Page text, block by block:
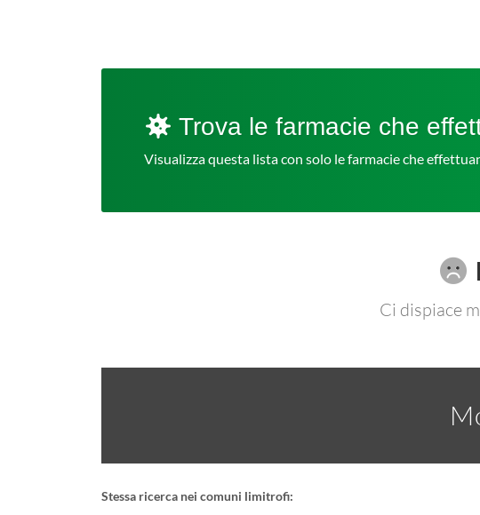
Trova le farmacie che
Visualizza questa lista con solo le farmacie che
Ci dispiace
Stessa ricerca nei comuni limitrofi: